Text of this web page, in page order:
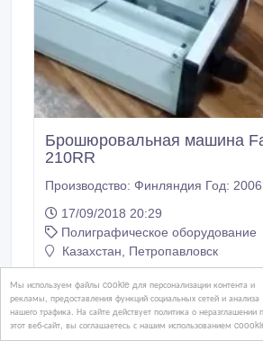
Мы используем файлы cookie для персонализации контента и
рекламы, предоставления функций социальных сетей и анализа
нашего трафика. На сайте действует политика о
этот веб-сайт, вы соглашаетесь с нашим использованием
Брошюровальная машина
210RR
Производство: Финляндия Год: 2006.
17/09/2018 20:29
Полиграфическое оборудование
Казахстан, Петропавловск